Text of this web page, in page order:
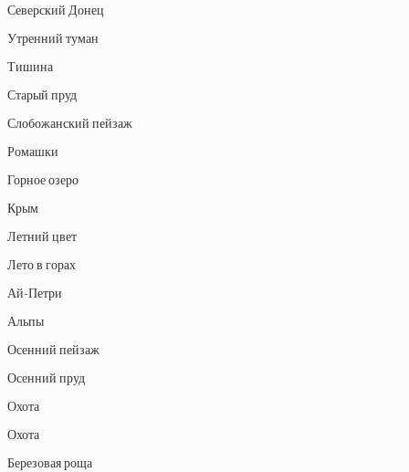
Северский Донец
Утренний туман
Тишина
Старый пруд
Слобожанский пейзаж
Ромашки
Горное озеро
Крым
Летний цвет
Лето в горах
Ай-Петри
Альпы
Осенний пейзаж
Осенний пруд
Охота
Охота
Березовая роща